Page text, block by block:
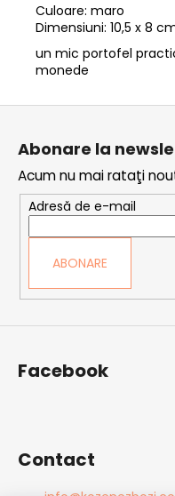
Culoare: maro
Dimensiuni: 10,5 x 8
un mic portofel
monede
S
Abonare la
Acum nu mai rataţi
Adresă de e-mail
ABONARE
Facebook
Contact